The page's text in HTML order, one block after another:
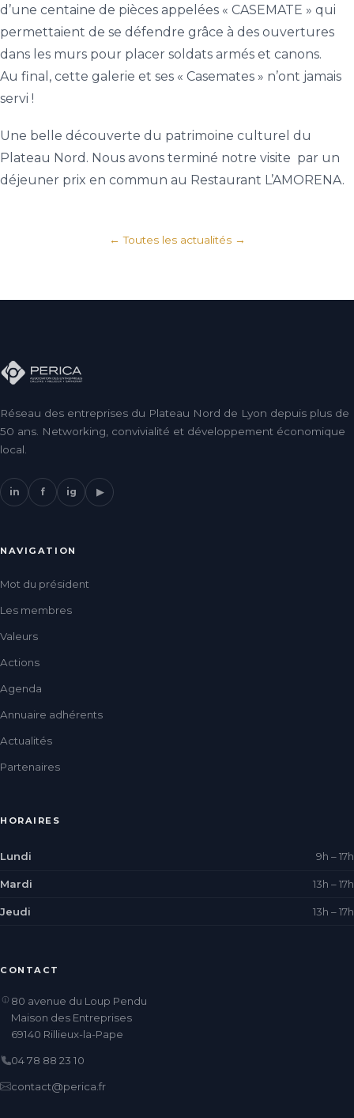
d’une centaine de pièces appelées « CASEMATE » qui
permettaient de se défendre grâce à des ouvertures
dans les murs pour placer soldats armés et canons.
Au final, cette galerie et ses « Casemates » n’ont jamais
servi !
Une belle découverte du patrimoine culturel du
Plateau Nord. Nous avons terminé notre visite par un
déjeuner prix en commun au Restaurant L’AMORENA.
← Toutes les actualités
Réseau des entreprises du Plateau Nord de Lyon depuis plus de
50 ans. Networking, convivialité et développement économique
local.
in f ig ▶
NAVIGATION
Mot du président
Les membres
Valeurs
Actions
Agenda
Annuaire adhérents
Actualités
Partenaires
HORAIRES
Lundi 9h – 17h
Mardi 13h – 17h
Jeudi 13h – 17h
CONTACT
80 avenue du Loup Pendu
Maison des Entreprises
69140 Rillieux-la-Pape
04 78 88 23 10
contact@perica.fr